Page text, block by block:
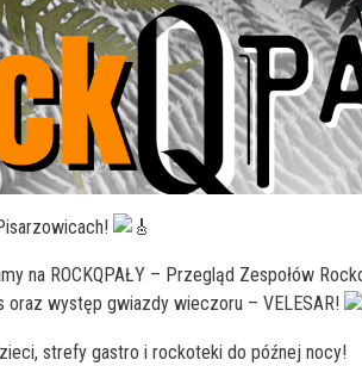
na ROCKQPAŁY – Przegląd Zespołów
oraz występ gwiazdy wieczoru – VELESAR!
strefy gastro i rockoteki do późnej nocy!